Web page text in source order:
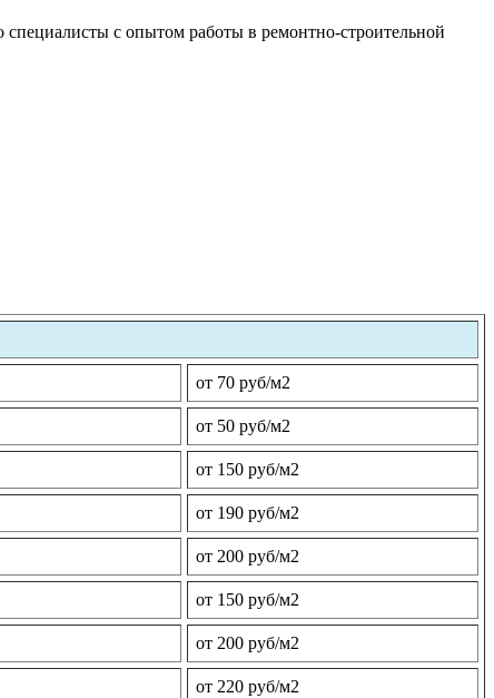
с опытом работы в ремонтно-строительной
от 70 руб/м2
от 50 руб/м2
от 150 руб/м2
от 190 руб/м2
от 200 руб/м2
от 150 руб/м2
от 200 руб/м2
от 220 руб/м2